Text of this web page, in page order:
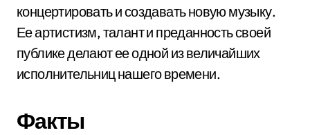
концертировать и создавать новую музыку.
Ее артистизм, талант и преданность своей
публике делают ее одной из величайших
исполнительниц нашего времени.
Факты